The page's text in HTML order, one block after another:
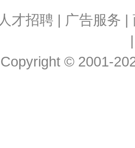
人才招聘 | 广告服务 |
Copyright © 2001-